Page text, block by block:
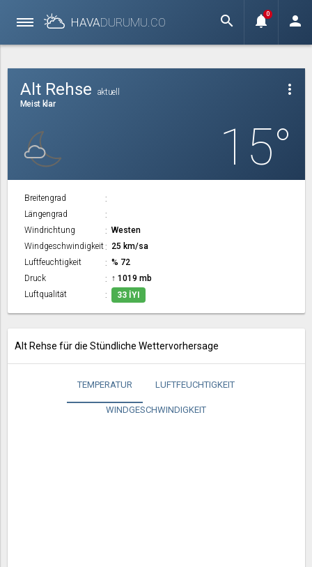
HAVADURUMU.CO search notifications
0 person
more_vert
Alt Rehse
aktuell
Meist klar
15°
Breitengrad
Längengrad
Windrichtung
Westen
Windgeschwindigkeit
25 km/sa
Luftfeuchtigkeit
% 72
Druck
↑ 1019 mb
Luftqualität
33 İYI
Alt Rehse für die Stündliche Wettervorhersage
TEMPERATUR LUFTFEUCHTIGKEIT
WINDGESCHWINDIGKEIT